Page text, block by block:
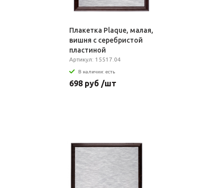
Плакетка Plaque, малая,
вишня с серебристой
пластиной
Артикул: 15517.04
В наличии: есть
698 руб /шт